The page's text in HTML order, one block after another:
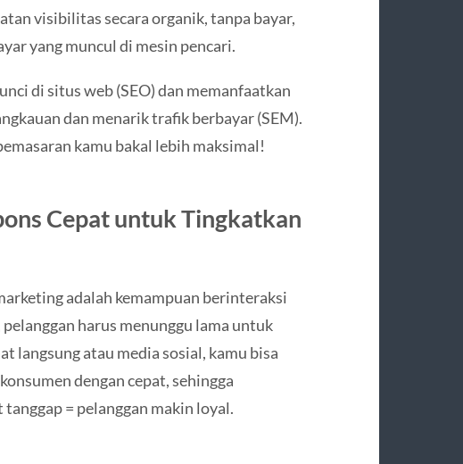
visibilitas secara organik, tanpa bayar,
yang muncul di mesin pencari.
di situs web (SEO) dan memanfaatkan
dan menarik trafik berbayar (SEM).
kamu bakal lebih maksimal!
Cepat untuk Tingkatkan
adalah kemampuan berinteraksi
harus menunggu lama untuk
langsung atau media sosial, kamu bisa
dengan cepat, sehingga
= pelanggan makin loyal.